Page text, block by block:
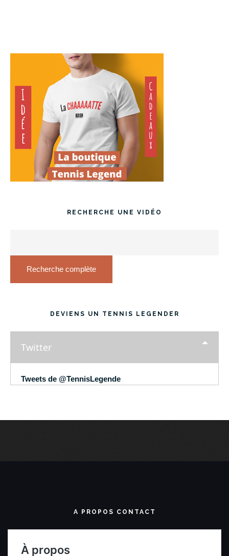
RECHERCHE UNE VIDÉO
Recherche complète
DEVIENS UN TENNIS LEGENDER
Twitter
Tweets de @TennisLegende
A PROPOS CONTACT